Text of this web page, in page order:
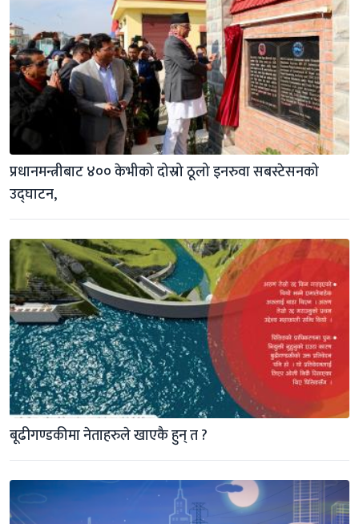
प्रधानमन्त्रीबाट ४०० केभीको दोस्रो ठूलो इनरुवा सबस्टेसनको
उद्घाटन,
बूढीगण्डकीमा नेताहरुले खाएकै हुन् त ?